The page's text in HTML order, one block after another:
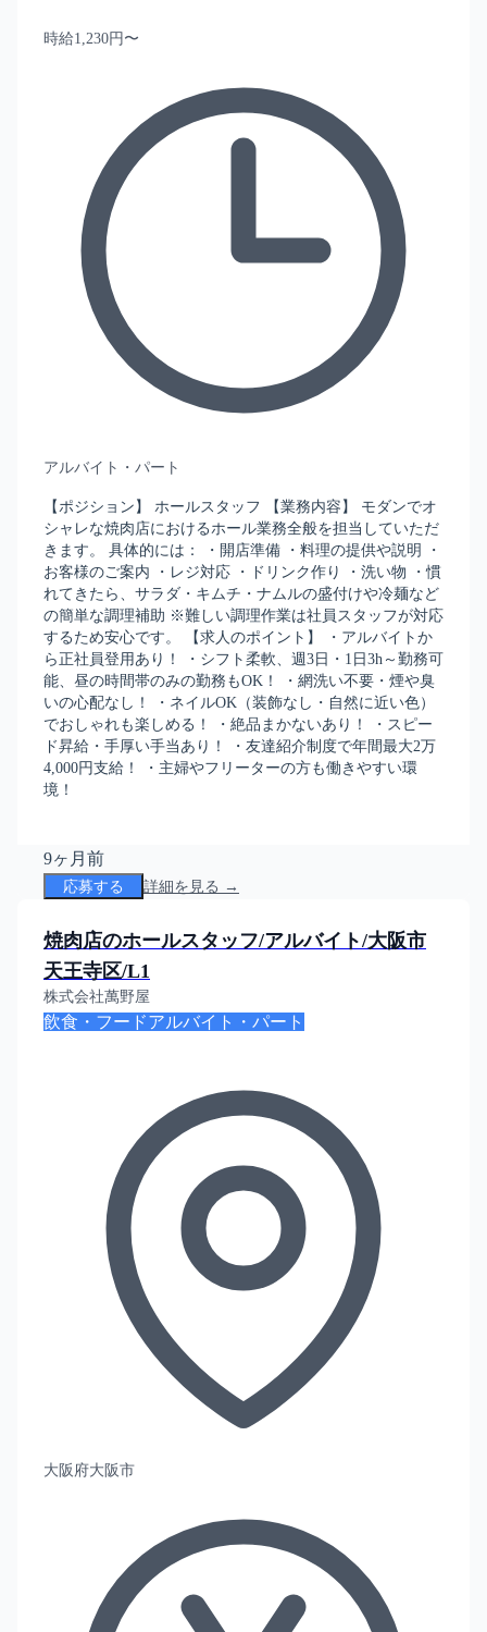
時給1,230円〜
アルバイト・パート
【ポジション】 ホールスタッフ 【業務内容】 モダンでオ
シャレな焼肉店におけるホール業務全般を担当していただ
きます。 具体的には： ・開店準備 ・料理の提供や説明 ・
お客様のご案内 ・レジ対応 ・ドリンク作り ・洗い物 ・慣
れてきたら、サラダ・キムチ・ナムルの盛付けや冷麺など
の簡単な調理補助 ※難しい調理作業は社員スタッフが対応
するため安心です。 【求人のポイント】 ・アルバイトか
ら正社員登用あり！ ・シフト柔軟、週3日・1日3h～勤務可
能、昼の時間帯のみの勤務もOK！ ・網洗い不要・煙や臭
いの心配なし！ ・ネイルOK（装飾なし・自然に近い色）
でおしゃれも楽しめる！ ・絶品まかないあり！ ・スピー
ド昇給・手厚い手当あり！ ・友達紹介制度で年間最大2万
4,000円支給！ ・主婦やフリーターの方も働きやすい環
境！
9ヶ月前
応募する 詳細を見る →
焼肉店のホールスタッフ/アルバイト/大阪市
天王寺区/L1
株式会社萬野屋
飲食・フードアルバイト・パート
大阪府大阪市